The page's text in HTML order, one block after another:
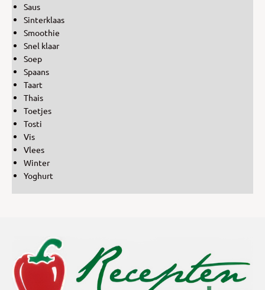
Saus
Sinterklaas
Smoothie
Snel klaar
Soep
Spaans
Taart
Thais
Toetjes
Tosti
Vis
Vlees
Winter
Yoghurt